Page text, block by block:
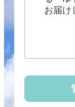
お届け